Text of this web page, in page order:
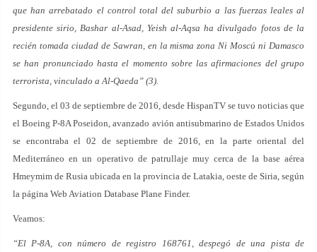
que han arrebatado el control total del suburbio a las fuerzas leales al
presidente sirio, Bashar al-Asad, Yeish al-Aqsa ha divulgado fotos de la
recién tomada ciudad de Sawran, en la misma zona Ni Moscú ni Damasco
se han pronunciado hasta el momento sobre las afirmaciones del grupo
terrorista, vinculado a Al-Qaeda” (3).
Segundo, el 03 de septiembre de 2016, desde HispanTV se tuvo noticias que
el Boeing P-8A Poseidon, avanzado avión antisubmarino de Estados Unidos
se encontraba el 02 de septiembre de 2016, en la parte oriental del
Mediterráneo en un operativo de patrullaje muy cerca de la base aérea
Hmeymim de Rusia ubicada en la provincia de Latakia, oeste de Siria, según
la página Web Aviation Database Plane Finder.
Veamos:
“El P-8A, con número de registro 168761, despegó de una pista de